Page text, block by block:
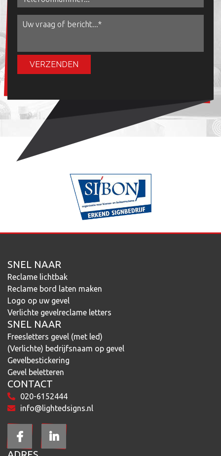
VERZENDEN
SNEL NAAR
Reclame lichtbak
Reclame bord laten maken
Logo op uw gevel
Verlichte gevelreclame letters
SNEL NAAR
Freesletters gevel (met led)
(Verlichte) bedrijfsnaam op gevel
Gevelbestickering
Gevel beletteren
CONTACT
020-6152444
info@lightedsigns.nl